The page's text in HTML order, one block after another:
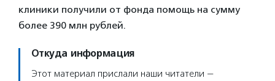
клиники получили от фонда помощь на сумму
более 390 млн рублей.
Откуда информация
Этот материал прислали наши читатели —